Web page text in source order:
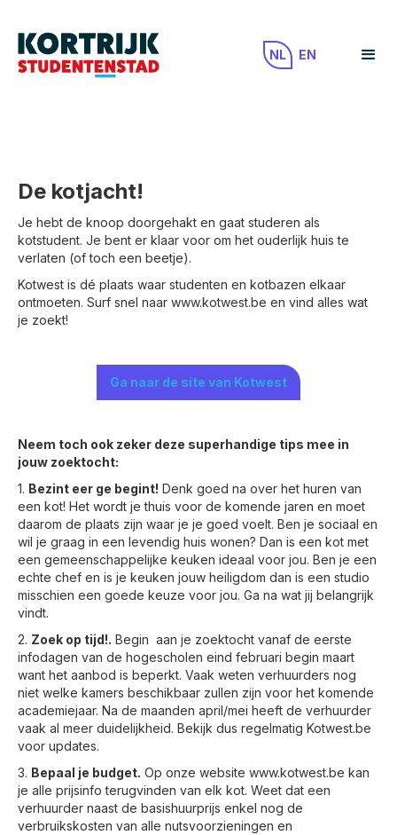
NL EN
De kotjacht!
Je hebt de knoop doorgehakt en gaat studeren als
kotstudent. Je bent er klaar voor om het ouderlijk huis te
verlaten (of toch een beetje).
Kotwest is dé plaats waar studenten en kotbazen elkaar
ontmoeten. Surf snel naar www.kotwest.be en vind alles wat
je zoekt!
Ga naar de site van Kotwest
Neem toch ook zeker deze superhandige tips mee in
jouw zoektocht:
1. Bezint eer ge begint! Denk goed na over het huren van
een kot! Het wordt je thuis voor de komende jaren en moet
daarom de plaats zijn waar je je goed voelt. Ben je sociaal en
wil je graag in een levendig huis wonen? Dan is een kot met
een gemeenschappelijke keuken ideaal voor jou. Ben je een
echte chef en is je keuken jouw heiligdom dan is een studio
misschien een goede keuze voor jou. Ga na wat jij belangrijk
vindt.
2. Zoek op tijd!. Begin aan je zoektocht vanaf de eerste
infodagen van de hogescholen eind februari begin maart
want het aanbod is beperkt. Vaak weten verhuurders nog
niet welke kamers beschikbaar zullen zijn voor het komende
academiejaar. Na de maanden april/mei heeft de verhuurder
vaak al meer duidelijkheid. Bekijk dus regelmatig Kotwest.be
voor updates.
3. Bepaal je budget. Op onze website www.kotwest.be kan
je alle prijsinfo terugvinden van elk kot. Weet dat een
verhuurder naast de basishuurprijs enkel nog de
verbruikskosten van alle nutsvoorzieningen en